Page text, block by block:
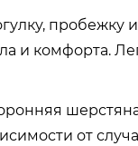
пробежку
и комфорта.
от